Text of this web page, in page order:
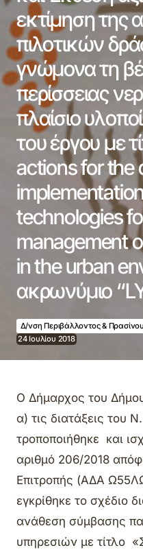
εκτίμηση της
πιλοτικών
γνώμονα τη
περίσσειας
πλαίσιο
του έργου με
actions for the
technologies
management
in the urban
ακρωνύμιο
Δ/νση Περιβάλλοντος & Πρασίνου
24 Ιουλίου 2018
Ο Δήμαρχος του
α) τις διατάξεις του
τροποποιήθηκε και
αριθμό 206/2018
Επιτροπής (ΑΔΑ
εγκρίθηκε το σχέδιο
ανάθεση σύμβασης
υπηρεσιών με τίτλο